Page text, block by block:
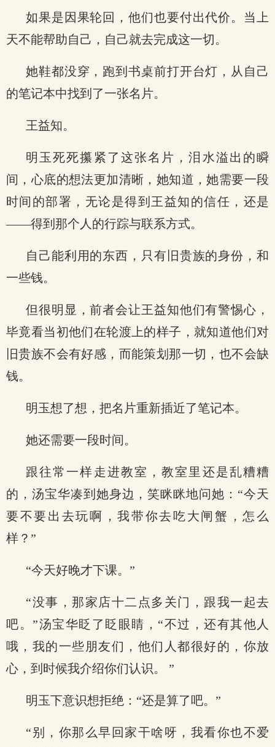
如果是因果轮回，他们也要付出代价。当上
天不能帮助自己，自己就去完成这一切。
她鞋都没穿，跑到书桌前打开台灯，从自己
的笔记本中找到了一张名片。
王益知。
明玉死死攥紧了这张名片，泪水溢出的瞬
间，心底的想法更加清晰，她知道，她需要一段
时间的部署，无论是得到王益知的信任，还是
——得到那个人的行踪与联系方式。
自己能利用的东西，只有旧贵族的身份，和
一些钱。
但很明显，前者会让王益知他们有警惕心，
毕竟看当初他们在轮渡上的样子，就知道他们对
旧贵族不会有好感，而能策划那一切，也不会缺
钱。
明玉想了想，把名片重新插近了笔记本。
她还需要一段时间。
跟往常一样走进教室，教室里还是乱糟糟
的，汤宝华凑到她身边，笑眯眯地问她：“今天
要不要出去玩啊，我带你去吃大闸蟹，怎么
样？”
“今天好晚才下课。”
“没事，那家店十二点多关门，跟我一起去
吧。”汤宝华眨了眨眼睛，“不过，还有其他人
哦，我的一些朋友们，他们人都很好的，你放
心，到时候我介绍你们认识。 ”
明玉下意识想拒绝：“还是算了吧。”
“别，你那么早回家干啥呀，我看你也不爱